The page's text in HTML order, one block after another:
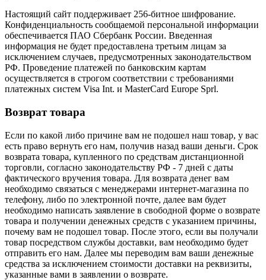
Настоящий сайт поддерживает 256-битное шифрование.
Конфиденциальность сообщаемой персональной информации
обеспечивается ПАО Сбербанк России. Введенная
информация не будет предоставлена третьим лицам за
исключением случаев, предусмотренных законодательством
РФ. Проведение платежей по банковским картам
осуществляется в строгом соответствии с требованиями
платежных систем Visa Int. и MasterCard Europe Sprl.
Возврат товара
Если по какой либо причине вам не подошел наш товар, у вас
есть право вернуть его нам, получив назад ваши деньги. Срок
возврата товара, купленного по средствам дистанционной
торговли, согласно законодательству РФ - 7 дней с даты
фактического вручения товара. Для возврата денег вам
необходимо связаться с менеджерами интернет-магазина по
телефону, либо по электронной почте, далее вам будет
необходимо написать заявление в свободной форме о возврате
товара и получении денежных средств с указанием причины,
почему вам не подошел товар. После этого, если вы получали
товар посредством службы доставки, вам необходимо будет
отправить его нам. Далее мы переводим вам ваши денежные
средства за исключением стоимости доставки на реквизиты,
указанные вами в заявлении о возврате.